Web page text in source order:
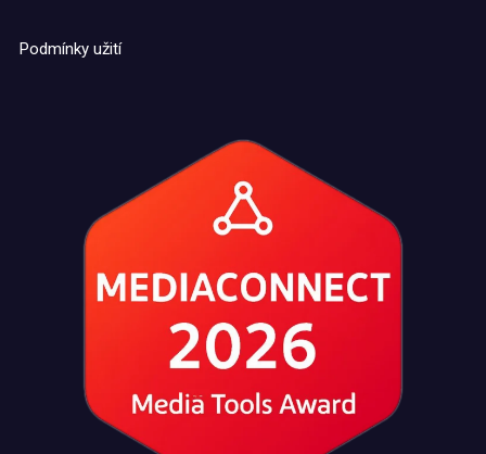
Podmínky užití